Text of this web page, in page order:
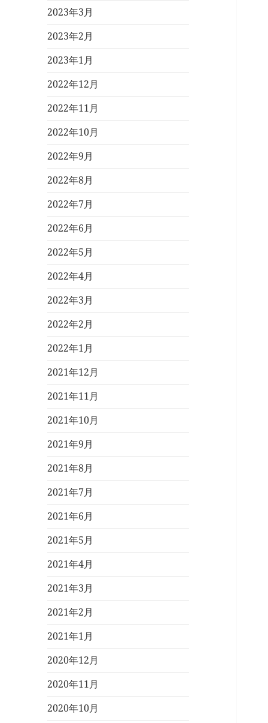
2023年3月
2023年2月
2023年1月
2022年12月
2022年11月
2022年10月
2022年9月
2022年8月
2022年7月
2022年6月
2022年5月
2022年4月
2022年3月
2022年2月
2022年1月
2021年12月
2021年11月
2021年10月
2021年9月
2021年8月
2021年7月
2021年6月
2021年5月
2021年4月
2021年3月
2021年2月
2021年1月
2020年12月
2020年11月
2020年10月